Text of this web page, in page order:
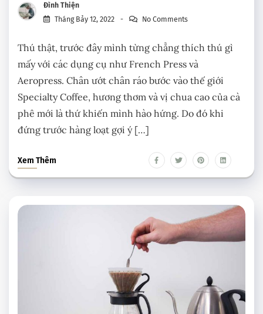
Đình Thiện
Tháng Bảy 12, 2022
No Comments
Thú thật, trước đây mình từng chẳng thích thú gì
mấy với các dụng cụ như French Press và
Aeropress. Chân ướt chân ráo bước vào thế giới
Specialty Coffee, hương thơm và vị chua cao của cà
phê mới là thứ khiến mình hào hứng. Do đó khi
đứng trước hàng loạt gợi ý […]
Xem Thêm